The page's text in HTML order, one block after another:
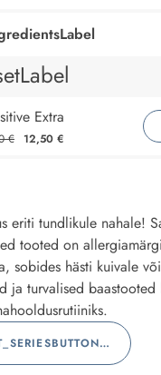
Extra
€ 12,50 €
eriti tundlikule nahale!
tooted on
sobides hästi kuivale
ja turvalised
PRODUCT_SERIESBUTTONLABEL